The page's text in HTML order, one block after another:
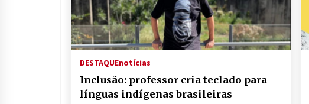
DESTAQUEnotícias
Inclusão: professor cria teclado para
línguas indígenas brasileiras